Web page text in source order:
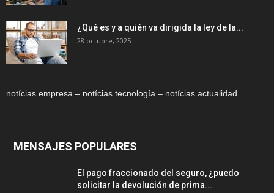
¿Qué es y a quién va dirigida la ley de la...
28 octubre, 2025
notícias empresa – notícias tecnología – notícias actualidad
MENSAJES POPULARES
El pago fraccionado del seguro, ¿puedo
solicitar la devolución de prima...